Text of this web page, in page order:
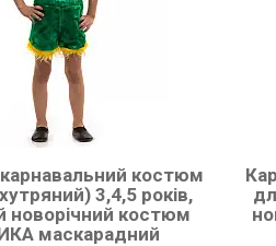
костюм
3,4,5 років,
новорічний костюм
маскарадний